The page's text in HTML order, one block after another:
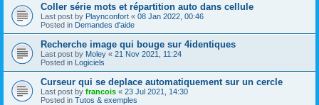
Coller série mots et répartition auto dans cellule
Last post by Playnconfort « 08 Jan 2022, 00:46
Posted in Demandes d'aide
Recherche image qui bouge sur 4identiques
Last post by Moley « 21 Nov 2021, 11:24
Posted in Logiciels
Curseur qui se deplace automatiquement sur un cercle
Last post by francois « 23 Jul 2021, 14:30
Posted in Tutos & exemples